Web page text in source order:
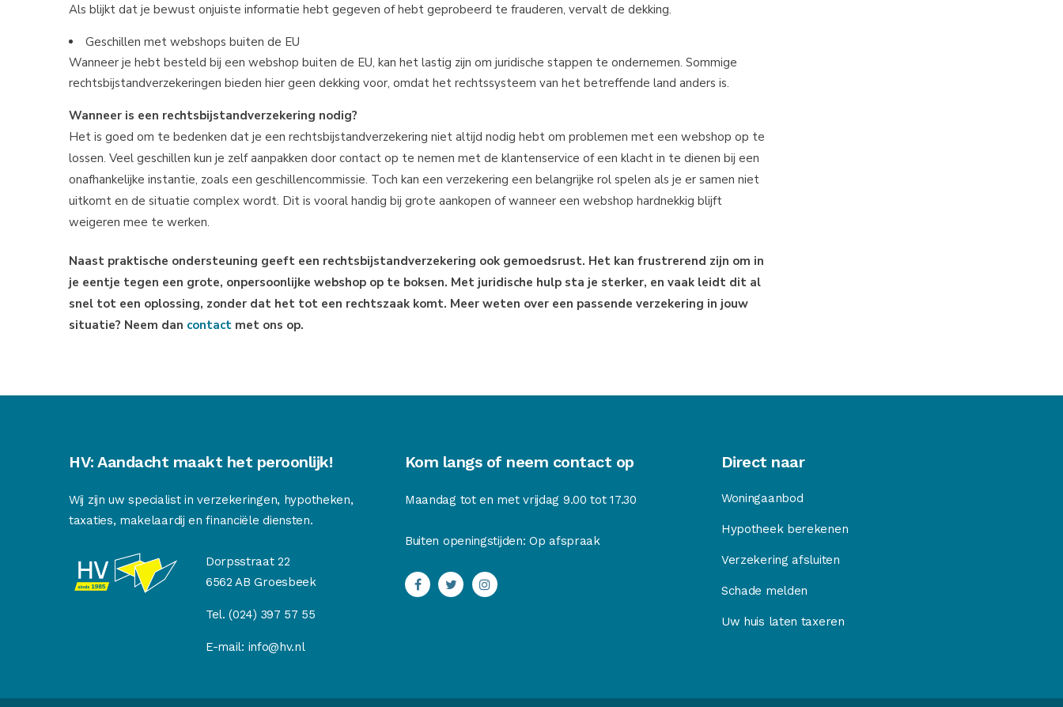
Als blijkt dat je bewust onjuiste informatie hebt gegeven of hebt geprobeerd te frauderen, vervalt de dekking.
Geschillen met webshops buiten de EU
Wanneer je hebt besteld bij een webshop buiten de EU, kan het lastig zijn om juridische stappen te ondernemen. Sommige
rechtsbijstandverzekeringen bieden hier geen dekking voor, omdat het rechtssysteem van het betreffende land anders is.
Wanneer is een rechtsbijstandverzekering nodig?
Het is goed om te bedenken dat je een rechtsbijstandverzekering niet altijd nodig hebt om problemen met een webshop op te
lossen. Veel geschillen kun je zelf aanpakken door contact op te nemen met de klantenservice of een klacht in te dienen bij een
onafhankelijke instantie, zoals een geschillencommissie. Toch kan een verzekering een belangrijke rol spelen als je er samen niet
uitkomt en de situatie complex wordt. Dit is vooral handig bij grote aankopen of wanneer een webshop hardnekkig blijft
weigeren mee te werken.
Naast praktische ondersteuning geeft een rechtsbijstandverzekering ook gemoedsrust. Het kan frustrerend zijn om in
je eentje tegen een grote, onpersoonlijke webshop op te boksen. Met juridische hulp sta je sterker, en vaak leidt dit al
snel tot een oplossing, zonder dat het tot een rechtszaak komt. Meer weten over een passende verzekering in jouw
situatie? Neem dan contact met ons op.
HV: Aandacht maakt het peroonlijk!
Wij zijn uw specialist in verzekeringen, hypotheken,
taxaties, makelaardij en financiële diensten.
Dorpsstraat 22
6562 AB Groesbeek
Tel.(024) 397 57 55
E-mail: info@hv.nl
Kom langs of neem contact op
Maandag tot en met vrijdag 9.00 tot 17.30
Buiten openingstijden: Op afspraak
Direct naar
Woningaanbod
Hypotheek berekenen
Verzekering afsluiten
Schade melden
Uw huis laten taxeren